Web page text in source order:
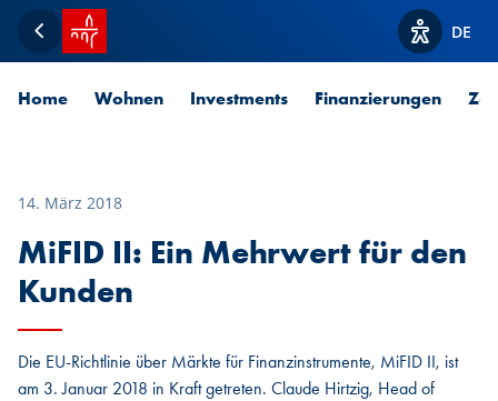
Zurück
Startseite SPUERKEESS
Optionen
DE
Home Wohnen Investments Finanzierungen
14. März 2018
MiFID II: Ein Mehrwert für den
Kunden
Die EU-Richtlinie über Märkte für Finanzinstrumente, MiFID II, ist
am 3. Januar 2018 in Kraft getreten. Claude Hirtzig, Head of